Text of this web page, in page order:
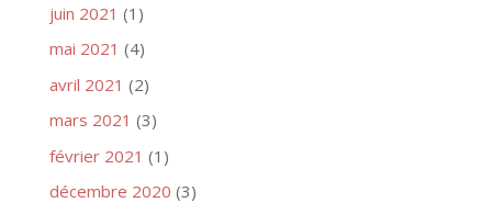
juin 2021 (1)
mai 2021 (4)
avril 2021 (2)
mars 2021 (3)
février 2021 (1)
décembre 2020 (3)